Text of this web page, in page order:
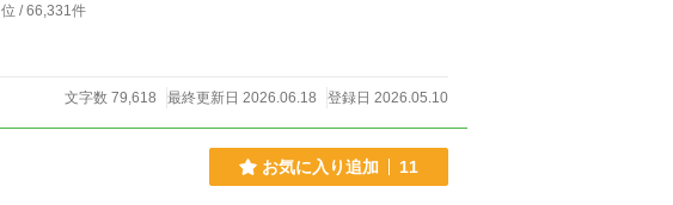
位 / 66,331件
文字数 79,618 最終更新日 2026.06.18 登録日 2026.05.10
お気に入り追加 11